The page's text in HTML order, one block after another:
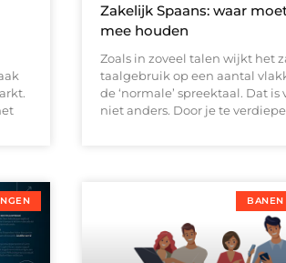
Zakelijk Spaans: waar
mee houden
Zoals in zoveel talen wijkt het
taalgebruik op een aantal
de ‘normale’ spreektaal. Dat is
niet anders. Door je te